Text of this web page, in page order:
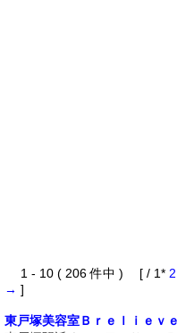
1 - 10 ( 206 件中 ) [ / 1* 2
→ ]
東戸塚美容室Ｂｒｅｌｉｅｖ